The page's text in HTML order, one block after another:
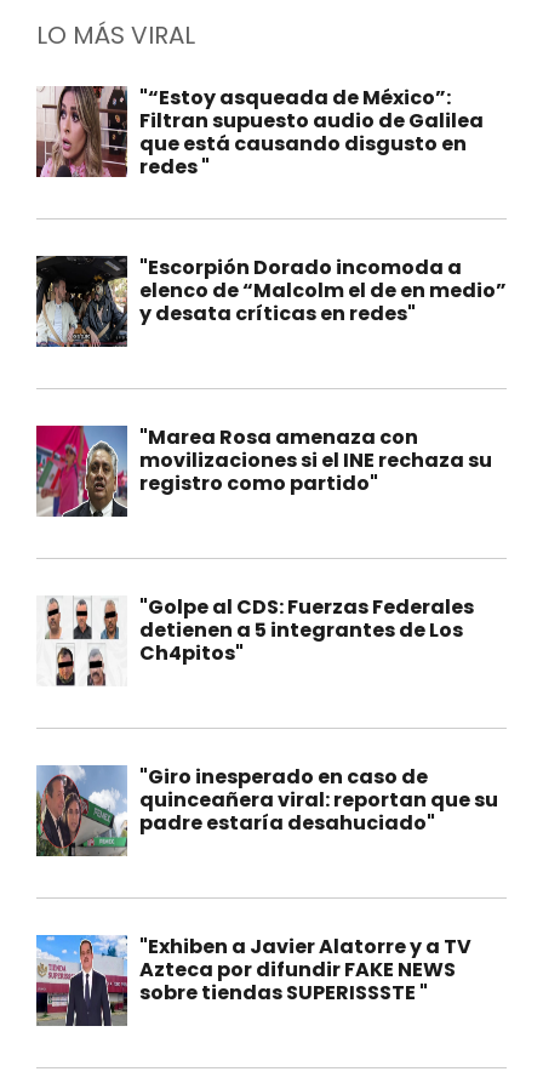
LO MÁS VIRAL
"“Estoy asqueada de México”:
Filtran supuesto audio de Galilea
que está causando disgusto en
redes "
"Escorpión Dorado incomoda a
elenco de “Malcolm el de en medio”
y desata críticas en redes"
"Marea Rosa amenaza con
movilizaciones si el INE rechaza su
registro como partido"
"Golpe al CDS: Fuerzas Federales
detienen a 5 integrantes de Los
Ch4pitos"
"Giro inesperado en caso de
quinceañera viral: reportan que su
padre estaría desahuciado"
"Exhiben a Javier Alatorre y a TV
Azteca por difundir FAKE NEWS
sobre tiendas SUPERISSSTE "